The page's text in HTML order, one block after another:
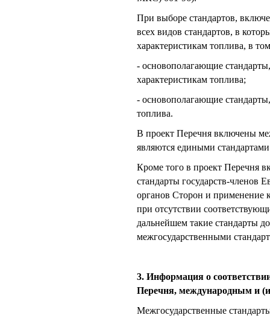
При выборе стандартов,
всех видов стандартов, в
характеристикам топлива, в
- основополагающие
характеристикам топлива;
- основополагающие
топлива.
В проект Перечня включены
являются едиными
Кроме того в проект Перечня
стандарты государств-членов
органов Сторон и применение
при отсутствии
дальнейшем такие стандарты
межгосударственными
3. Информация о
Перечня, международным и
Межгосударственные